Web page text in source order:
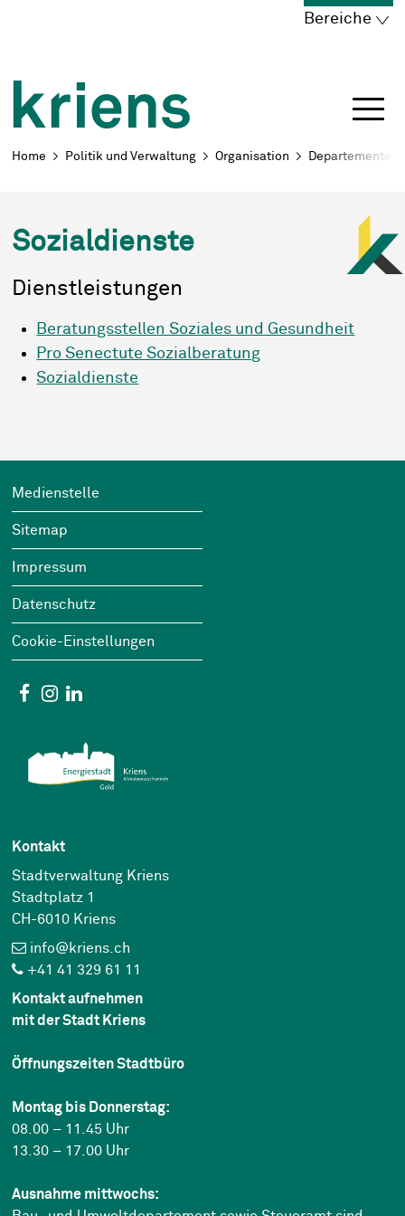
Navigieren in Kriens
Bereiche
Breadcrumb
Home Politik und Verwaltung Organisation Departemente
Sozialdienste
Dienstleistungen
Sozialberatung
Beratungsstellen Soziales und Gesundheit
Pro Senectute Sozialberatung
Sozialdienste
Footer
Wichtige Links
Medienstelle
Sitemap
Impressum
Datenschutz
Cookie-Einstellungen
Social Media
Facebook
Instagram
Kontakt
Stadtverwaltung Kriens
Stadtplatz 1
CH-6010 Kriens
info@kriens.ch
+41 41 329 61 11
Kontakt aufnehmen
mit der Stadt Kriens
Öffnungszeiten Stadtbüro
Montag bis Donnerstag:
08.00 – 11.45 Uhr
13.30 – 17.00 Uhr
Ausnahme mittwochs: